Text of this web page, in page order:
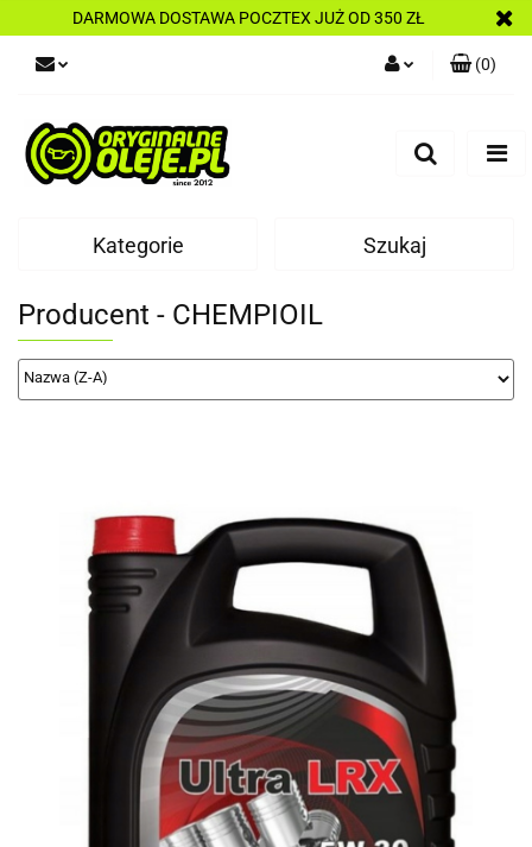
DARMOWA DOSTAWA POCZTEX JUŻ OD 350 ZŁ
(0)
Kategorie Szukaj
Producent - CHEMPIOIL